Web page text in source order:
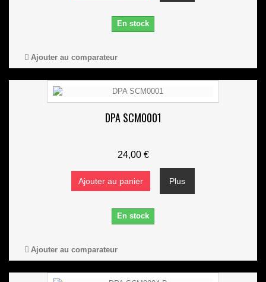
En stock
Ajouter au comparateur
DPA SCM0001
24,00 €
Ajouter au panier Plus
En stock
Ajouter au comparateur